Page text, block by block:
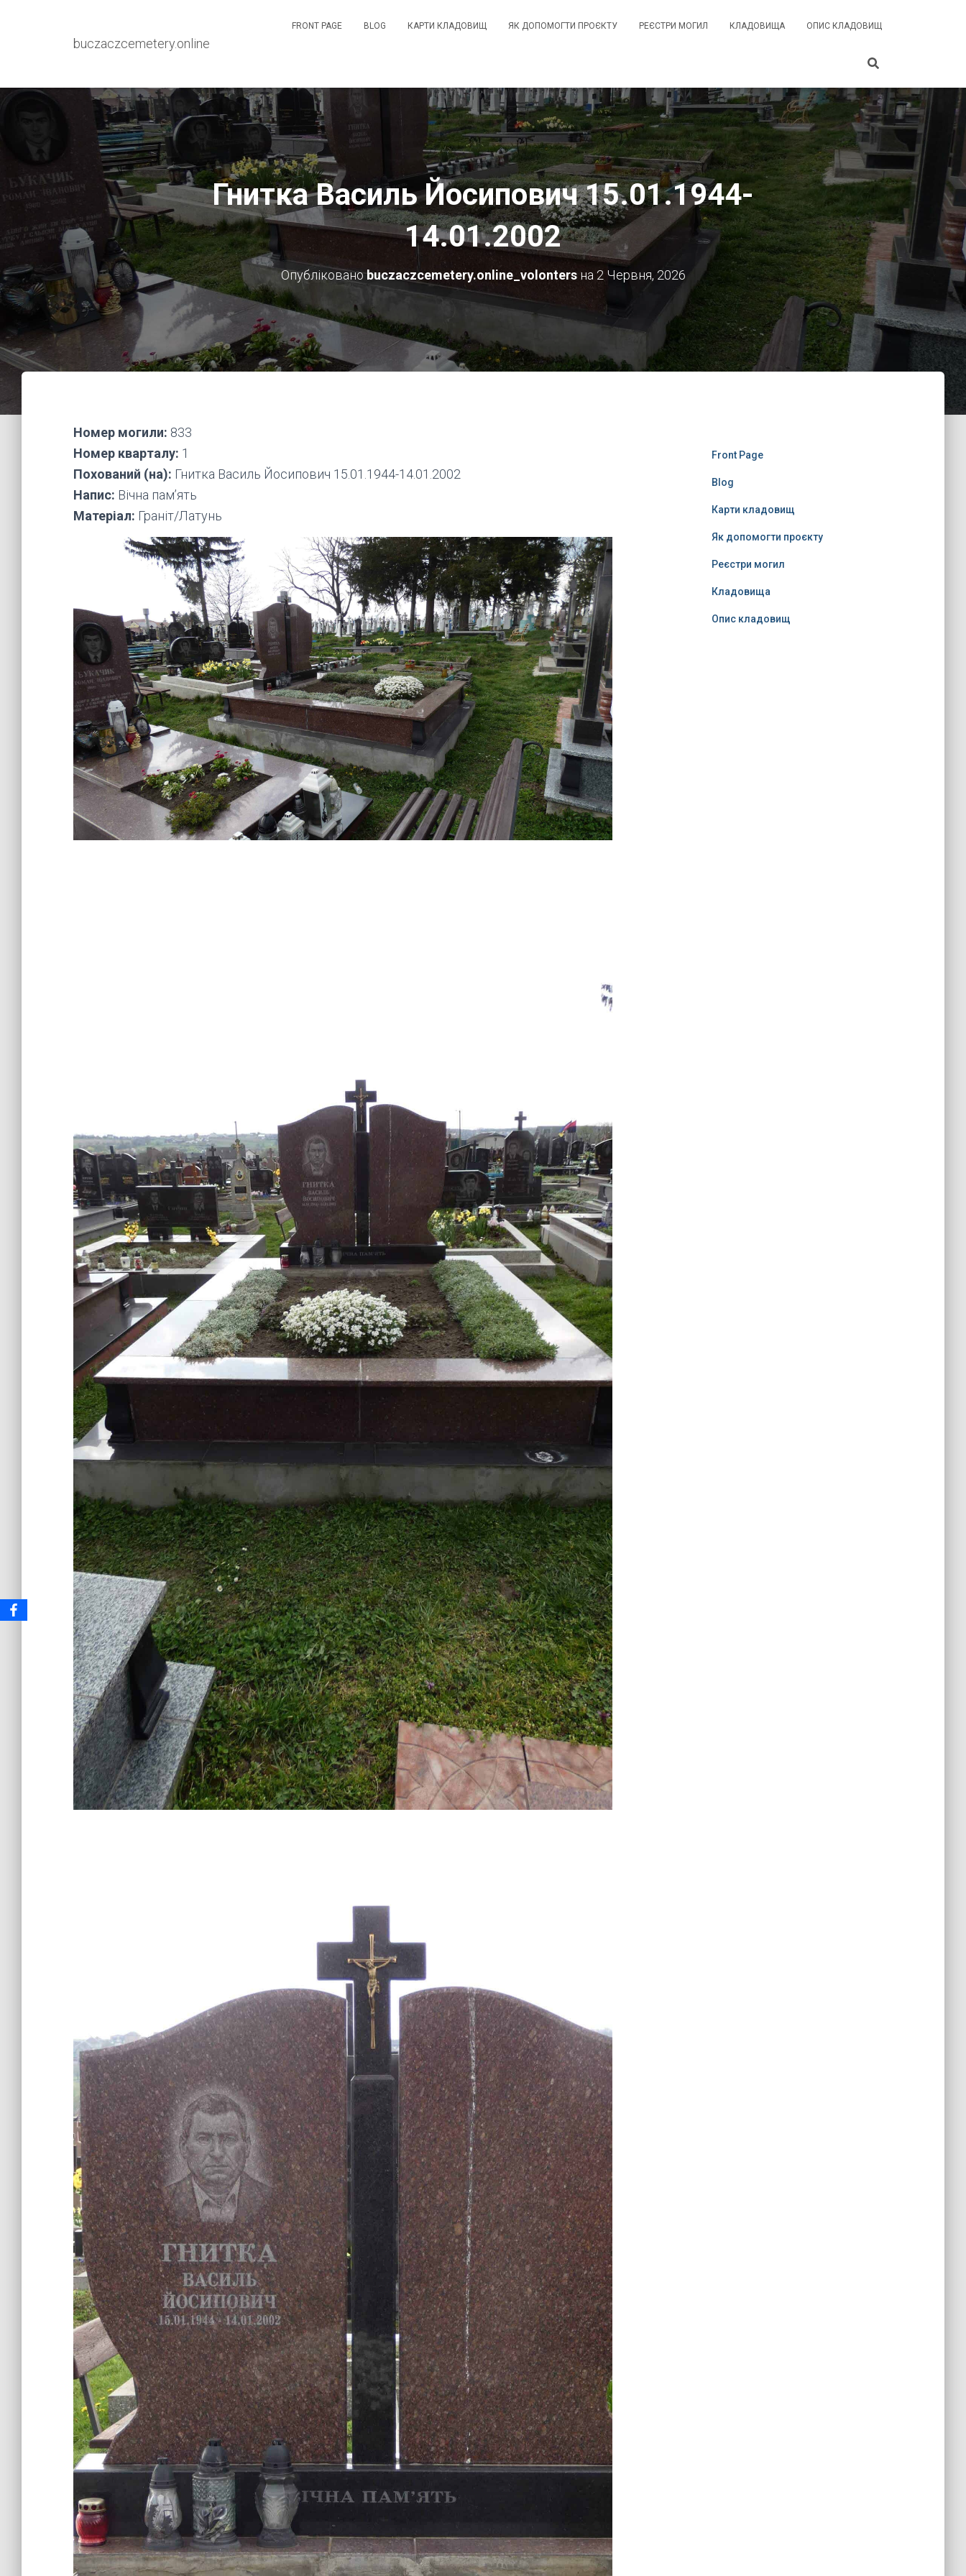
buczaczcemetery.online
FRONT PAGE BLOG КАРТИ КЛАДОВИЩ ЯК ДОПОМОГТИ ПРОЄКТУ РЕЄСТРИ МОГИЛ КЛАДОВИЩА ОПИС КЛАДОВИЩ
Гнитка Василь Йосипович 15.01.1944-
14.01.2002
Опублікованоbuczaczcemetery.online_volontersна 2 Червня, 2026
Номер могили: 833
Номер кварталу: 1
Похований (на): Гнитка Василь Йосипович 15.01.1944-14.01.2002
Напис: Вічна пам’ять
Матеріал: Граніт/Латунь
Front Page
Blog
Карти кладовищ
Як допомогти проєкту
Реєстри могил
Кладовища
Опис кладовищ